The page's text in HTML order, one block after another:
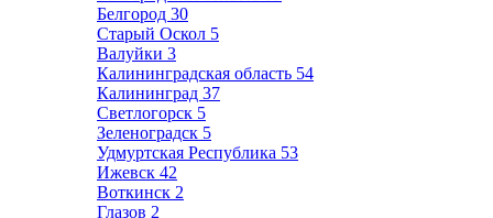
Белгород 30
Старый Оскол 5
Валуйки 3
Калининградская область 54
Калининград 37
Светлогорск 5
Зеленоградск 5
Удмуртская Республика 53
Ижевск 42
Воткинск 2
Глазов 2